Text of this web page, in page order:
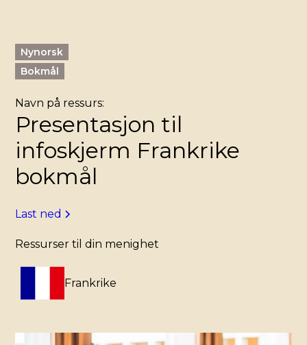
Nynorsk
Bokmål
Navn på ressurs:
Presentasjon til
infoskjerm Frankrike
bokmål
Last ned
Ressurser til din menighet
Frankrike